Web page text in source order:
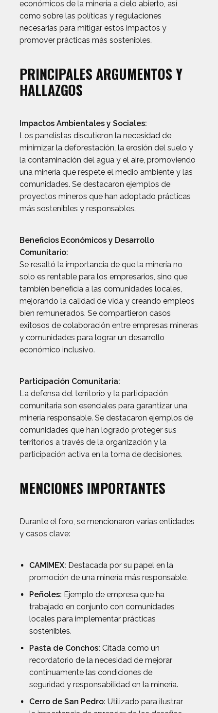
económicos de la minería a cielo abierto, así
como sobre las políticas y regulaciones
necesarias para mitigar estos impactos y
promover prácticas más sostenibles.
PRINCIPALES ARGUMENTOS Y
HALLAZGOS
Impactos Ambientales y Sociales:
Los panelistas discutieron la necesidad de
minimizar la deforestación, la erosión del suelo y
la contaminación del agua y el aire, promoviendo
una minería que respete el medio ambiente y las
comunidades. Se destacaron ejemplos de
proyectos mineros que han adoptado prácticas
más sostenibles y responsables.
Beneficios Económicos y Desarrollo
Comunitario:
Se resaltó la importancia de que la minería no
solo es rentable para los empresarios, sino que
también beneficia a las comunidades locales,
mejorando la calidad de vida y creando empleos
bien remunerados. Se compartieron casos
exitosos de colaboración entre empresas mineras
y comunidades para lograr un desarrollo
económico inclusivo.
Participación Comunitaria:
La defensa del territorio y la participación
comunitaria son esenciales para garantizar una
minería responsable. Se destacaron ejemplos de
comunidades que han logrado proteger sus
territorios a través de la organización y la
participación activa en la toma de decisiones.
MENCIONES IMPORTANTES
Durante el foro, se mencionaron varias entidades
y casos clave:
CAMIMEX: Destacada por su papel en la
promoción de una minería más responsable.
Peñoles: Ejemplo de empresa que ha
trabajado en conjunto con comunidades
locales para implementar prácticas
sostenibles.
Pasta de Conchos: Citada como un
recordatorio de la necesidad de mejorar
continuamente las condiciones de
seguridad y responsabilidad en la minería.
Cerro de San Pedro: Utilizado para ilustrar